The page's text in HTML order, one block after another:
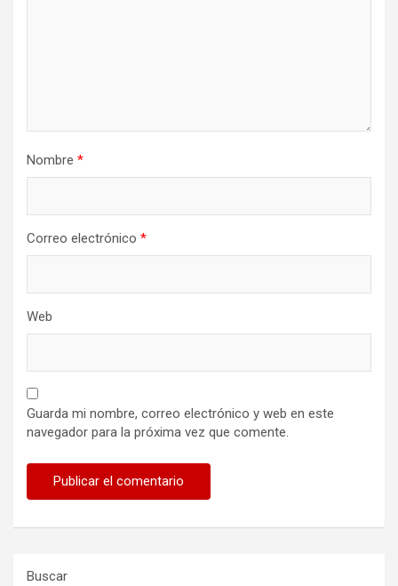
Nombre *
Correo electrónico *
Web
Guarda mi nombre, correo electrónico y web en este
navegador para la próxima vez que comente.
Buscar